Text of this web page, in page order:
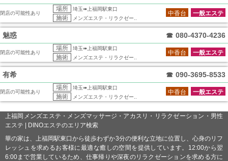
閉店の可能性あり
場所 埼玉➠上福岡駅東口
施術 メンズエステ・リラクゼー..
一般エステ
中香台
魅惑 ☎ 080-4370-4236
閉店の可能性あり
場所 埼玉➠上福岡駅東口
施術 メンズエステ・リラクゼー..
一般エステ
中香台
有希 ☎ 090-3695-8533
閉店の可能性あり
場所 埼玉➠上福岡駅東口
施術 メンズエステ・リラクゼー..
一般エステ
中香台
上福岡メンズエステ・メンズマッサージ・アカスリ・リラクゼーション・男性
エステ | DINOエステのエリア検索
華の家は、上福岡駅東口から徒歩わずか3分の便利な立地に位置し、心身のリフ
レッシュを求めるお客様に最適な癒しの空間を提供しています。12:00から翌
6:00まで営業しているため、仕事帰りや深夜のリラクゼーションを求める方に